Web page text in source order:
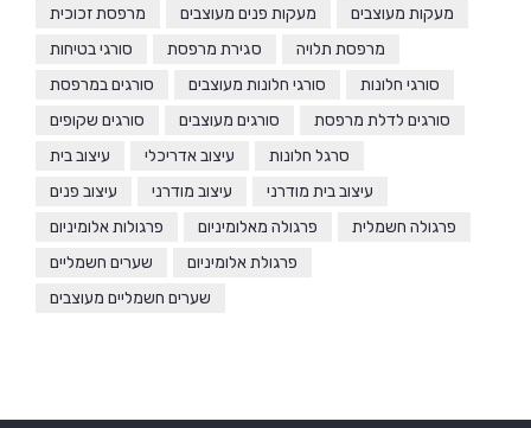
מעקות מעוצבים
מעקות פנים מעוצבים
מרפסת זכוכית
מרפסת תלויה
סגירת מרפסת
סורגי בטיחות
סורגי חלונות
סורגי חלונות מעוצבים
סורגים במרפסת
סורגים לדלת מרפסת
סורגים מעוצבים
סורגים שקופים
סרגל חלונות
עיצוב אדריכלי
עיצוב בית
עיצוב בית מודרני
עיצוב מודרני
עיצוב פנים
פרגולה חשמלית
פרגולה מאלומיניום
פרגולות אלומיניום
פרגולת אלומיניום
שערים חשמליים
שערים חשמליים מעוצבים